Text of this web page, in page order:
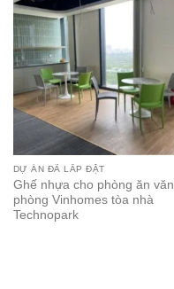
DỰ ÁN ĐÃ LẮP ĐẶT
Ghế nhựa cho phòng ăn văn
phòng Vinhomes tòa nhà
Technopark